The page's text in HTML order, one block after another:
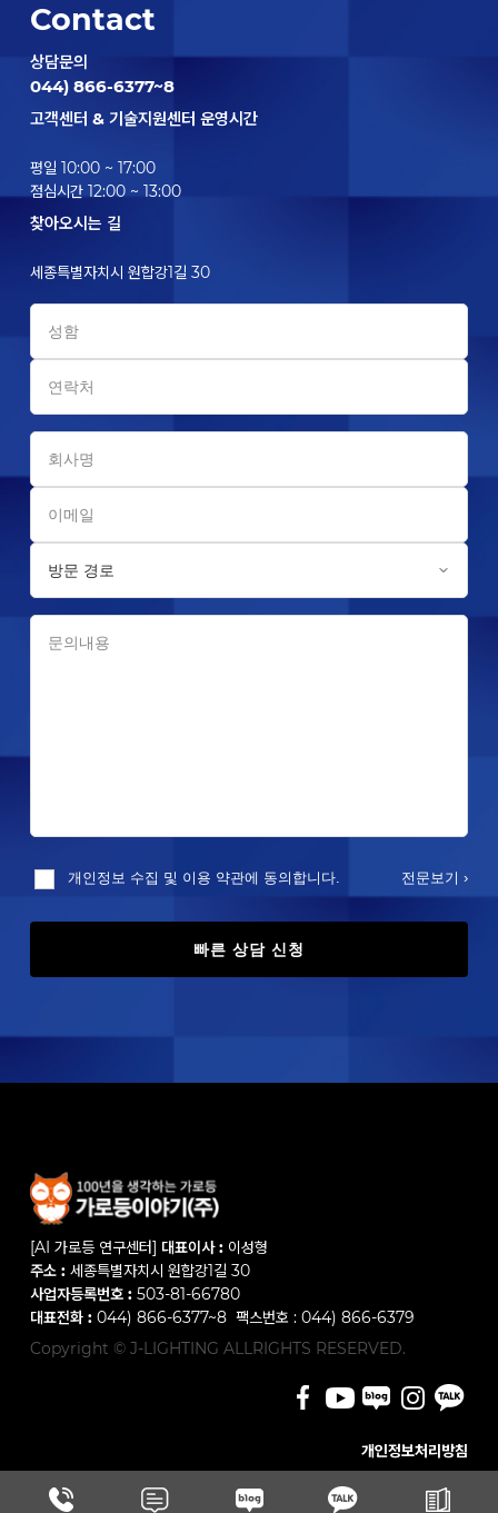
Contact
상담문의
044) 866-6377~8
고객센터 & 기술지원센터 운영시간
평일 10:00 ~ 17:00
점심시간 12:00 ~ 13:00
찾아오시는 길
세종특별자치시 원합강1길 30
개인정보 수집 및 이용 약관에 동의합니다. 전문보기 ›
[AI 가로등 연구센터] 대표이사 :이성형
주소 :세종특별자치시 원합강1길 30
사업자등록번호 :503-81-66780
대표전화 :044) 866-6377~8 팩스번호 : 044) 866-6379
Copyright © J-LIGHTING ALLRIGHTS RESERVED.
개인정보처리방침